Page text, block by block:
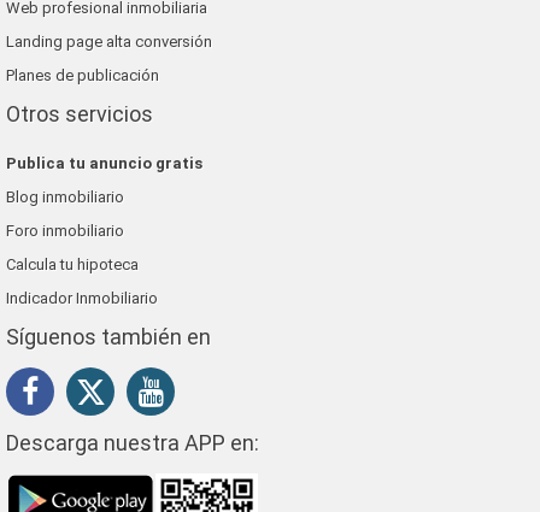
Web profesional inmobiliaria
Landing page alta conversión
Planes de publicación
Otros servicios
Publica tu anuncio gratis
Blog inmobiliario
Foro inmobiliario
Calcula tu hipoteca
Indicador Inmobiliario
Síguenos también en
Descarga nuestra APP en: